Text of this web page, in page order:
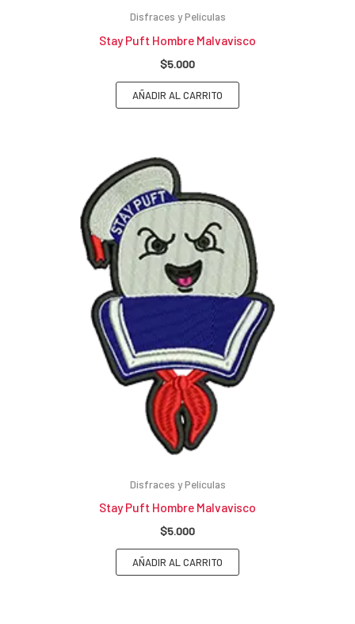
Disfraces y Películas
Stay Puft Hombre Malvavisco
$5.000
AÑADIR AL CARRITO
Disfraces y Películas
Stay Puft Hombre Malvavisco
$5.000
AÑADIR AL CARRITO